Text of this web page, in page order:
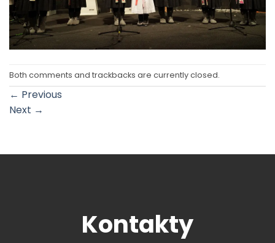
Both comments and trackbacks are currently closed.
← Previous
Next →
Kontakty